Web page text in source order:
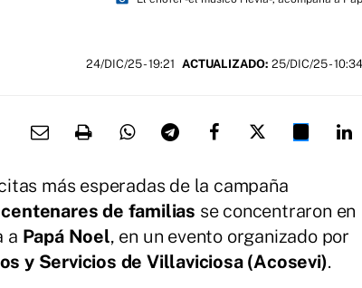
24/DIC/25- 19:21 ACTUALIZADO: 25/DIC/25 - 10:34
más esperadas de la campaña
centenares de familias se concentraron en
a Papá Noel, en un evento organizado por
y Servicios de Villaviciosa (Acosevi).